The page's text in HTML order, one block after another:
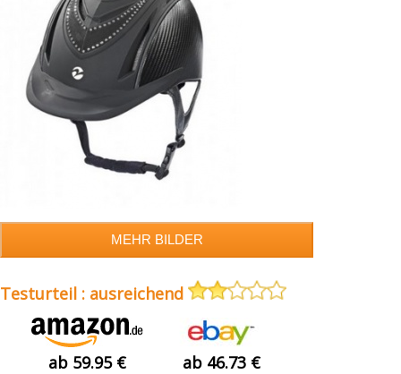
Testurteil : ausreichend
ab 59.95 € ab 46.73 €